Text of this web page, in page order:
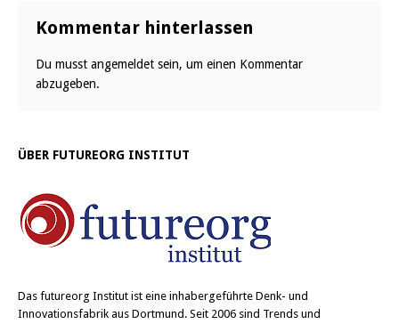
Kommentar hinterlassen
Du musst angemeldet sein, um einen Kommentar
abzugeben.
ÜBER FUTUREORG INSTITUT
Das futureorg Institut ist eine inhabergeführte Denk- und
Innovationsfabrik aus Dortmund. Seit 2006 sind Trends und